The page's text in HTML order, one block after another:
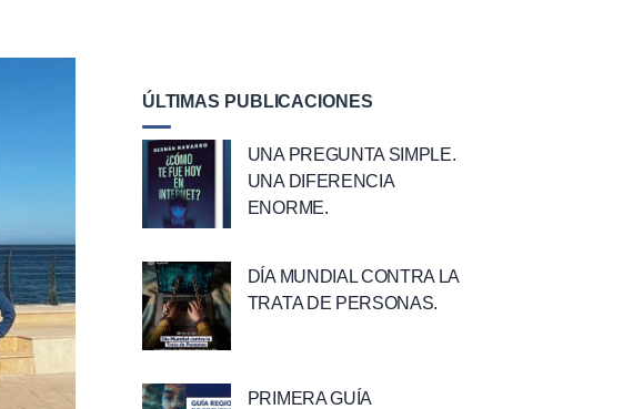
ÚLTIMAS PUBLICACIONES
UNA PREGUNTA SIMPLE.
UNA DIFERENCIA
ENORME.
DÍA MUNDIAL CONTRA LA
TRATA DE PERSONAS.
PRIMERA GUÍA